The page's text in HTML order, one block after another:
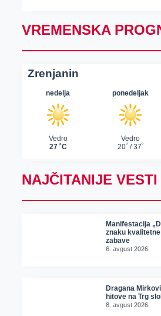
VREMENSKA
NAJČITANIJE VESTI
Manifestacija
znaku
zabave
6. avgust 2026.
Dragana
hitove na Trg
8. avgust 2026.